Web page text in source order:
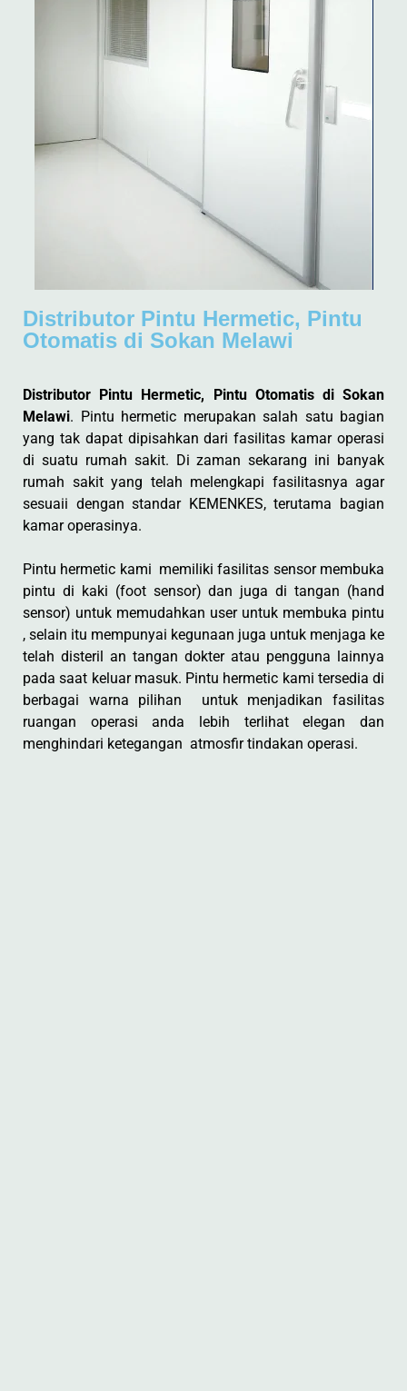
Distributor Pintu Hermetic, Pintu
Otomatis di Sokan Melawi
Distributor Pintu Hermetic, Pintu Otomatis di Sokan
Melawi. Pintu hermetic merupakan salah satu bagian
yang tak dapat dipisahkan dari fasilitas kamar operasi
di suatu rumah sakit. Di zaman sekarang ini banyak
rumah sakit yang telah melengkapi fasilitasnya agar
sesuaii dengan standar KEMENKES, terutama bagian
kamar operasinya.
Pintu hermetic kami memiliki fasilitas sensor membuka
pintu di kaki (foot sensor) dan juga di tangan (hand
sensor) untuk memudahkan user untuk membuka pintu
, selain itu mempunyai kegunaan juga untuk menjaga ke
telah disteril an tangan dokter atau pengguna lainnya
pada saat keluar masuk. Pintu hermetic kami tersedia di
berbagai warna pilihan untuk menjadikan fasilitas
ruangan operasi anda lebih terlihat elegan dan
menghindari ketegangan atmosfir tindakan operasi.